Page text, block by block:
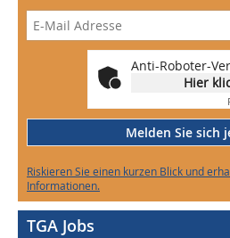
Anti-Roboter-
Hier
Melden Sie sich
Riskieren Sie einen kurzen Blick und
Informationen.
TGA Jobs